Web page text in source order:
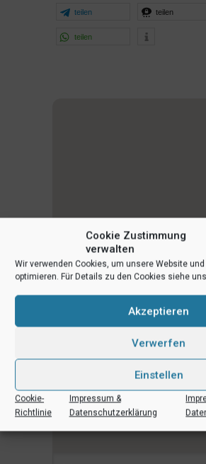
Cookie Zustimmung
verwalten
Wir verwenden Cookies, um unsere Website
optimieren. Für Details zu den Cookies siehe
Akzeptieren
Verwerfen
Einstellen
Cookie-
Richtlinie
Impressum &
Datenschutzerklärung
teilen teilen
teilen
1